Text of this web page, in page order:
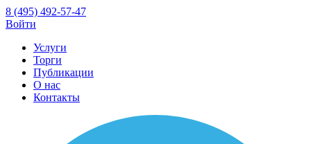
8 (495) 492-57-47
Войти
Услуги
Торги
Публикации
О нас
Контакты